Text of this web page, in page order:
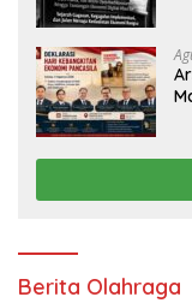
Berita Olahraga